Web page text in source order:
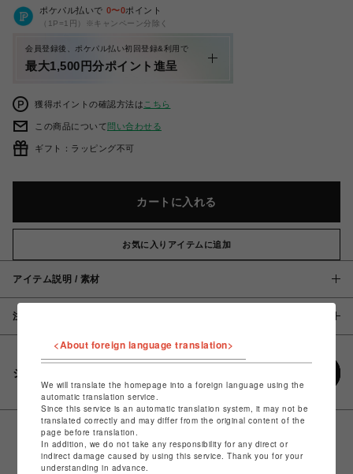
ポケパル払いで 0〜0ポイント
（1P=1円）※キャンペーン分除く
会員登録後、ポケパル払い初回登録&利用で
最大1,500円分ポイント進呈
獲得ポイントの確認方法は こちら
この商品について問い合わせる
ギフト：ラッピング不可
カートに入れる
お気に入りアイテムに追加
アイテム説明 / 素材
注意事項
シェアする
<About foreign language translation>
We will translate the homepage into a foreign language using the
automatic translation service.
Since this service is an automatic translation system, it may not be
translated correctly and may differ from the original content of the
page before translation.
In addition, we do not take any responsibility for any direct or
indirect damage caused by using this service. Thank you for your
understanding in advance.